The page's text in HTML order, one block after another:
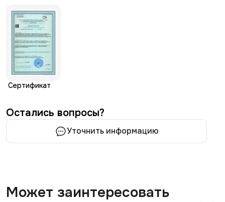
Сертификат
Остались вопросы?
Уточнить информацию
Может заинтересовать